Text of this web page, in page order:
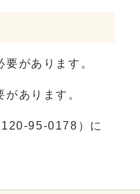
があります。
あります。
95-0178）に